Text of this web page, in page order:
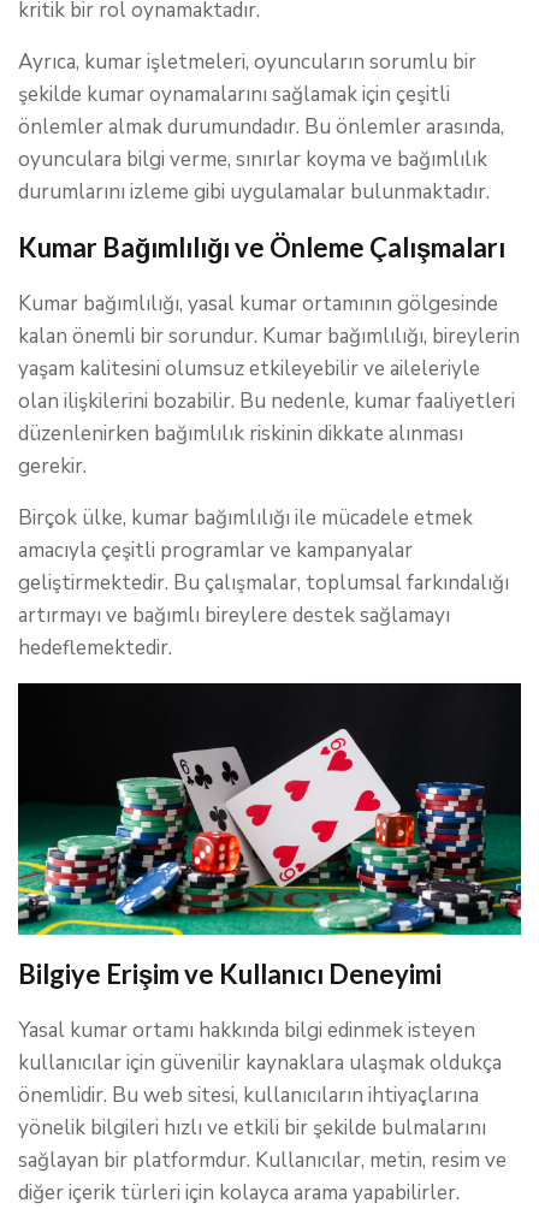
kritik bir rol oynamaktadır.
Ayrıca, kumar işletmeleri, oyuncuların sorumlu bir
şekilde kumar oynamalarını sağlamak için çeşitli
önlemler almak durumundadır. Bu önlemler arasında,
oyunculara bilgi verme, sınırlar koyma ve bağımlılık
durumlarını izleme gibi uygulamalar bulunmaktadır.
Kumar Bağımlılığı ve Önleme Çalışmaları
Kumar bağımlılığı, yasal kumar ortamının gölgesinde
kalan önemli bir sorundur. Kumar bağımlılığı, bireylerin
yaşam kalitesini olumsuz etkileyebilir ve aileleriyle
olan ilişkilerini bozabilir. Bu nedenle, kumar faaliyetleri
düzenlenirken bağımlılık riskinin dikkate alınması
gerekir.
Birçok ülke, kumar bağımlılığı ile mücadele etmek
amacıyla çeşitli programlar ve kampanyalar
geliştirmektedir. Bu çalışmalar, toplumsal farkındalığı
artırmayı ve bağımlı bireylere destek sağlamayı
hedeflemektedir.
Bilgiye Erişim ve Kullanıcı Deneyimi
Yasal kumar ortamı hakkında bilgi edinmek isteyen
kullanıcılar için güvenilir kaynaklara ulaşmak oldukça
önemlidir. Bu web sitesi, kullanıcıların ihtiyaçlarına
yönelik bilgileri hızlı ve etkili bir şekilde bulmalarını
sağlayan bir platformdur. Kullanıcılar, metin, resim ve
diğer içerik türleri için kolayca arama yapabilirler.